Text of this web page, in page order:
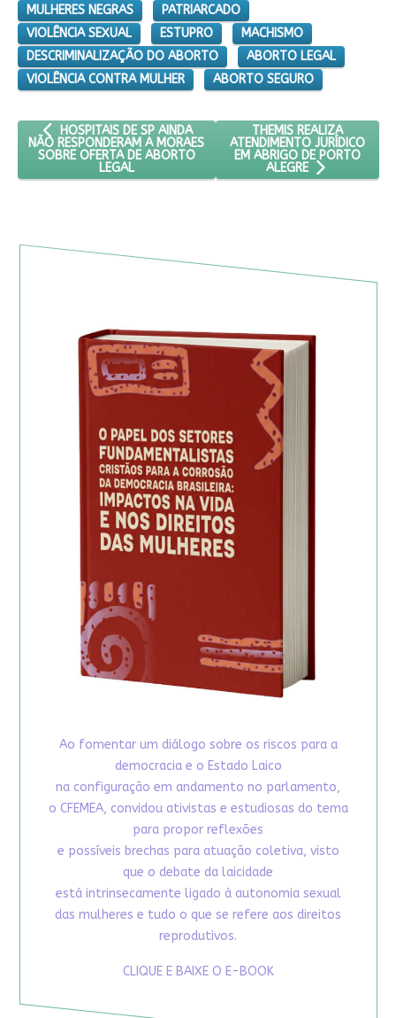
MULHERES NEGRAS
PATRIARCADO
VIOLÊNCIA SEXUAL
ESTUPRO
MACHISMO
DESCRIMINALIZAÇÃO DO ABORTO
ABORTO LEGAL
VIOLÊNCIA CONTRA MULHER
ABORTO SEGURO
ARTIGO ANTERIOR: HOSPITAIS DE SP AINDA NÃO
HOSPITAIS DE SP AINDA
NÃO RESPONDERAM A MORAES
SOBRE OFERTA DE ABORTO
LEGAL
PRÓXIMO ARTIGO:
THEMIS REALIZA
ATENDIMENTO JURÍDICO
EM ABRIGO DE PORTO
ALEGRE
Ao fomentar um diálogo sobre os riscos para a
democracia e o Estado Laico
na configuração em andamento no parlamento,
o CFEMEA, convidou ativistas e estudiosas do tema
para propor reflexões
e possíveis brechas para atuação coletiva, visto
que o debate da laicidade
está intrinsecamente ligado à autonomia sexual
das mulheres e tudo o que se refere aos direitos
reprodutivos.
CLIQUE E BAIXE O E-BOOK